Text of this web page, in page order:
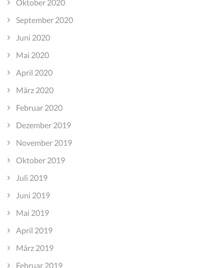
Oktober 2020
September 2020
Juni 2020
Mai 2020
April 2020
März 2020
Februar 2020
Dezember 2019
November 2019
Oktober 2019
Juli 2019
Juni 2019
Mai 2019
April 2019
März 2019
Februar 2019